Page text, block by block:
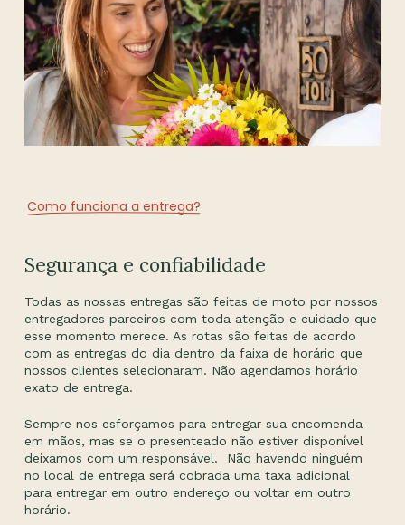
Como funciona a entrega?
Segurança e confiabilidade
Todas as nossas entregas são feitas de moto por nossos
entregadores parceiros com toda atenção e cuidado que
esse momento merece. As rotas são feitas de acordo
com as entregas do dia dentro da faixa de horário que
nossos clientes selecionaram. Não agendamos horário
exato de entrega.
Sempre nos esforçamos para entregar sua encomenda
em mãos, mas se o presenteado não estiver disponível
deixamos com um responsável. Não havendo ninguém
no local de entrega será cobrada uma taxa adicional
para entregar em outro endereço ou voltar em outro
horário.